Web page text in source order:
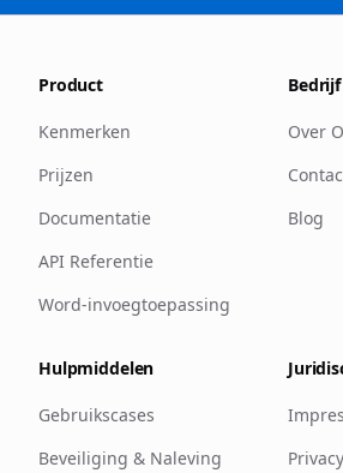
Product
Kenmerken
Prijzen
Documentatie
API Referentie
Word-invoegtoepassing
Bedrijf
Over
Blog
Hulpmiddelen
Gebruikscases
Beveiliging & Naleving